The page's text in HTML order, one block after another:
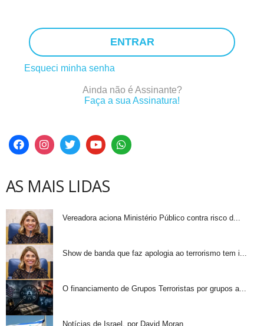
ENTRAR
Esqueci minha senha
Ainda não é Assinante?
Faça a sua Assinatura!
AS MAIS LIDAS
Vereadora aciona Ministério Público contra risco d...
Show de banda que faz apologia ao terrorismo tem i...
O financiamento de Grupos Terroristas por grupos a...
Notícias de Israel, por David Moran